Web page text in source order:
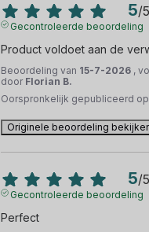
5/5
Gecontroleerde beoordeling
Product voldoet aan de
Beoordeling van 15-7-2026 ,
door Florian B.
Oorspronkelijk gepubliceerd
Originele beoordeling
5/5
Gecontroleerde beoordeling
Perfect